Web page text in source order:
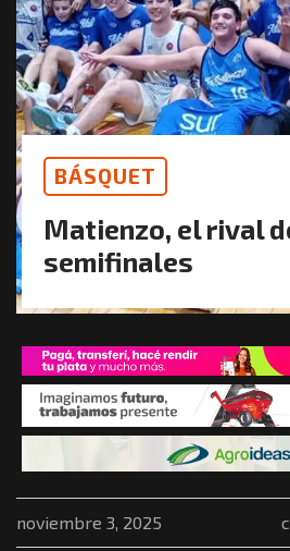
BÁSQUET
Matienzo, el rival
semifinales
noviembre 3, 2025